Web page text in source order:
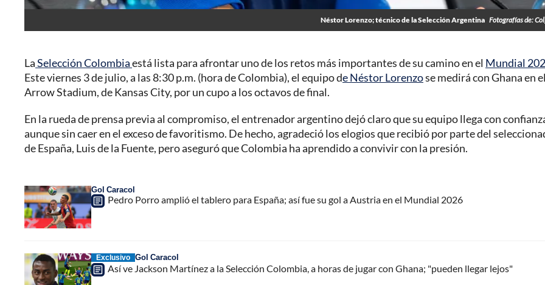
Néstor Lorenzo; técnico de la Selección Argentina Fotografías de:
LaSelección Colombiaestá lista para afrontar uno de los retos más importantes de su camino en el Mundial
Este viernes 3 de julio, a las 8:30 p.m. (hora de Colombia), el equipo de Néstor Lorenzose medirá con Ghana en
Arrow Stadium, de Kansas City, por un cupo a los octavos de final.
En la rueda de prensa previa al compromiso, el entrenador argentino dejó claro que su equipo llega con
aunque sin caer en el exceso de favoritismo. De hecho, agradeció los elogios que recibió por parte del
de España, Luis de la Fuente, pero aseguró que Colombia ha aprendido a convivir con la presión.
Gol Caracol
Pedro Porro amplió el tablero para España; así fue su gol a Austria en el Mundial 2026
Exclusivo Gol Caracol
Así ve Jackson Martínez a la Selección Colombia, a horas de jugar con Ghana; "pueden llegar lejos"